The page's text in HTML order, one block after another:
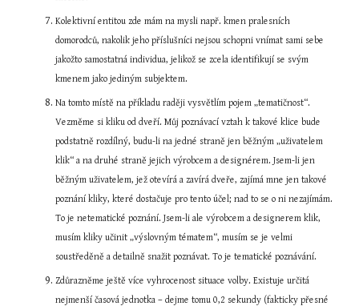
Kolektivní entitou zde mám na mysli např. kmen pralesních
domorodců, nakolik jeho příslušníci nejsou schopni vnímat sami sebe
jakožto samostatná individua, jelikož se zcela identifikují se svým
kmenem jako jediným subjektem.
Na tomto místě na příkladu raději vysvětlím pojem „tematičnost“.
Vezměme si kliku od dveří. Můj poznávací vztah k takové klice bude
podstatně rozdílný, budu-li na jedné straně jen běžným „uživatelem
klik“ a na druhé straně jejich výrobcem a designérem. Jsem-li jen
běžným uživatelem, jež otevírá a zavírá dveře, zajímá mne jen takové
poznání kliky, které dostačuje pro tento účel; nad to se o ni nezajímám.
To je netematické poznání. Jsem-li ale výrobcem a designerem klik,
musím kliky učinit „výslovným tématem“, musím se je velmi
soustředěně a detailně snažit poznávat. To je tematické poznávání.
Zdůrazněme ještě více vyhrocenost situace volby. Existuje určitá
nejmenší časová jednotka – dejme tomu 0,2 sekundy (fakticky přesné